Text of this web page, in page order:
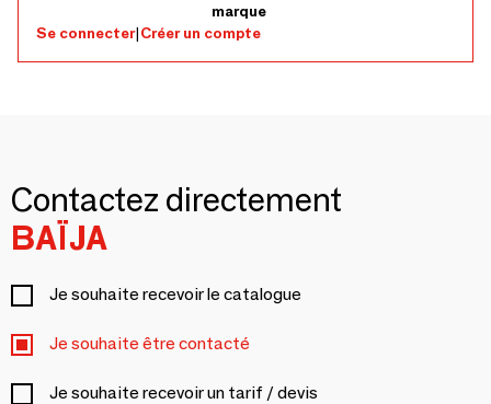
marque
Se connecter|Créer un compte
Contactez directement
BAÏJA
Je souhaite recevoir le catalogue
Je souhaite être contacté
Je souhaite recevoir un tarif / devis